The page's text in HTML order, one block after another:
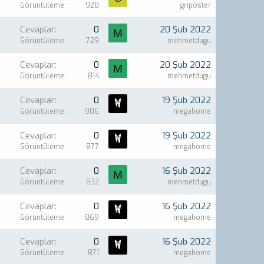
Görüntüleme 928 griposter
Cevaplar 0
Görüntüleme 729
M 20 Şub 2022
mehmetdugu
Cevaplar 0
Görüntüleme 814
M 20 Şub 2022
mehmetdugu
Cevaplar 0
Görüntüleme 906
19 Şub 2022
megahome
Cevaplar 0
Görüntüleme 877
19 Şub 2022
megahome
Cevaplar 0
Görüntüleme 832
M 16 Şub 2022
mehmetdugu
Cevaplar 0
Görüntüleme 869
16 Şub 2022
megahome
Cevaplar 0
Görüntüleme 871
16 Şub 2022
megahome